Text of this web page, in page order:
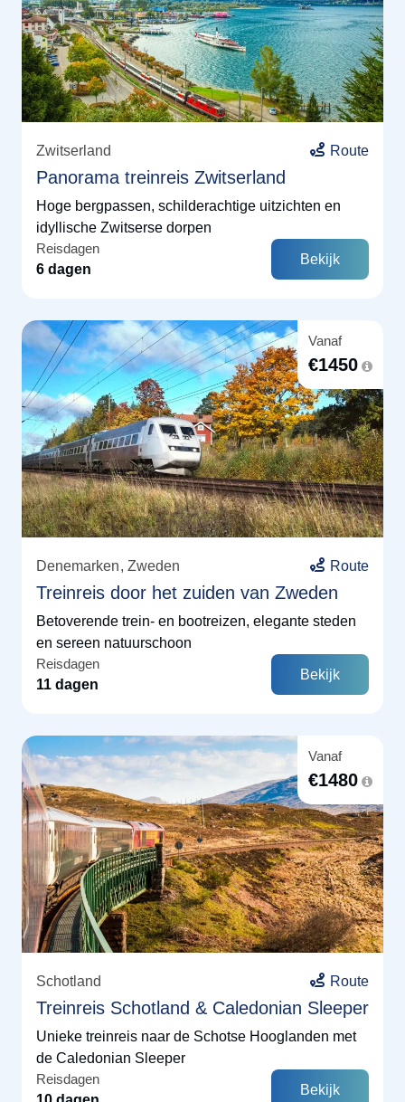
Zwitserland Route
Panorama treinreis Zwitserland
Hoge bergpassen, schilderachtige uitzichten en
idyllische Zwitserse dorpen
Reisdagen
6 dagen
Bekijk
Vanaf
€1450
Denemarken Zweden Route
Treinreis door het zuiden van Zweden
Betoverende trein- en bootreizen, elegante steden
en sereen natuurschoon
Reisdagen
11 dagen
Bekijk
Vanaf
€1480
Schotland Route
Treinreis Schotland & Caledonian Sleeper
Unieke treinreis naar de Schotse Hooglanden met
de Caledonian Sleeper
Reisdagen
Bekijk